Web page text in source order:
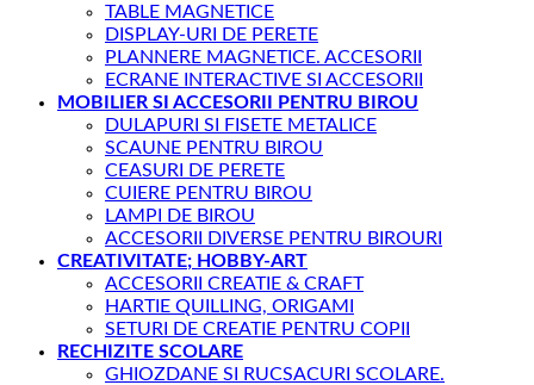
TABLE MAGNETICE
DISPLAY-URI DE PERETE
PLANNERE MAGNETICE. ACCESORII
ECRANE INTERACTIVE SI ACCESORII
MOBILIER SI ACCESORII PENTRU BIROU
DULAPURI SI FISETE METALICE
SCAUNE PENTRU BIROU
CEASURI DE PERETE
CUIERE PENTRU BIROU
LAMPI DE BIROU
ACCESORII DIVERSE PENTRU BIROURI
CREATIVITATE; HOBBY-ART
ACCESORII CREATIE & CRAFT
HARTIE QUILLING, ORIGAMI
SETURI DE CREATIE PENTRU COPII
RECHIZITE SCOLARE
GHIOZDANE SI RUCSACURI SCOLARE.